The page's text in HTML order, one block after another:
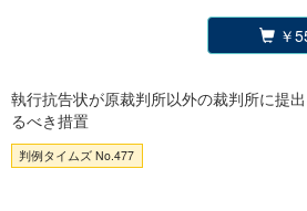
￥
執行抗告状が原裁判所以外の裁判所に提
るべき措置
判例タイムズ No.477